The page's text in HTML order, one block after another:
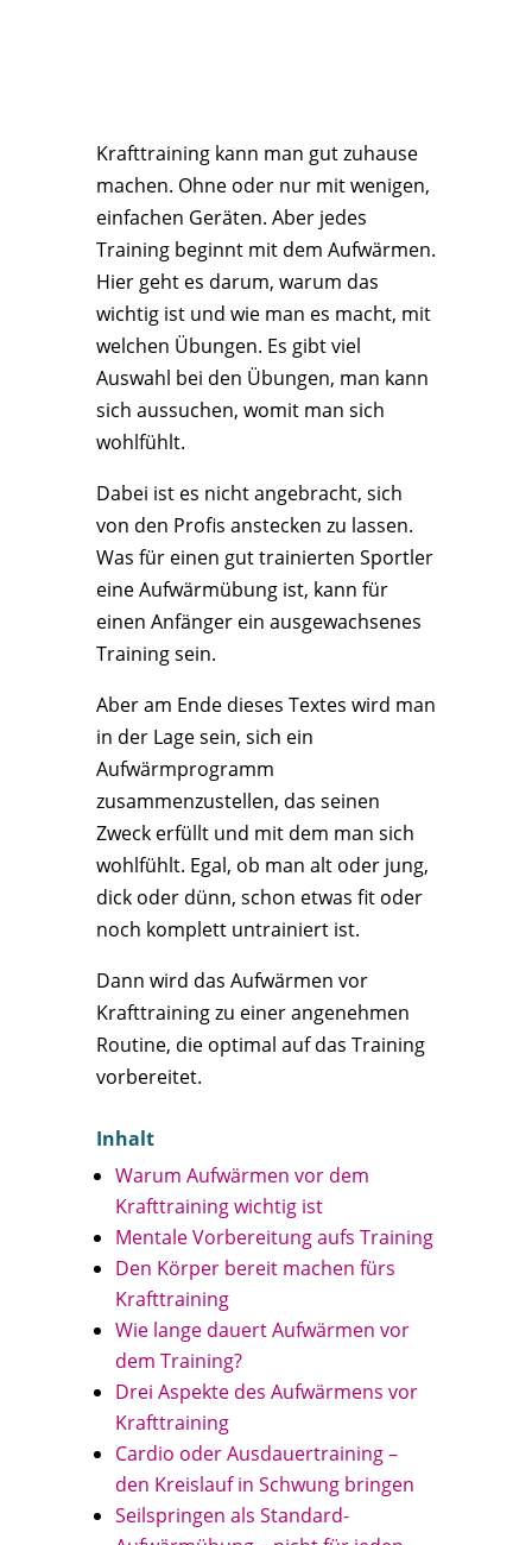
Krafttraining kann man gut zuhause
machen. Ohne oder nur mit wenigen,
einfachen Geräten. Aber jedes
Training beginnt mit dem Aufwärmen.
Hier geht es darum, warum das
wichtig ist und wie man es macht, mit
welchen Übungen. Es gibt viel
Auswahl bei den Übungen, man kann
sich aussuchen, womit man sich
wohlfühlt.
Dabei ist es nicht angebracht, sich
von den Profis anstecken zu lassen.
Was für einen gut trainierten Sportler
eine Aufwärmübung ist, kann für
einen Anfänger ein ausgewachsenes
Training sein.
Aber am Ende dieses Textes wird man
in der Lage sein, sich ein
Aufwärmprogramm
zusammenzustellen, das seinen
Zweck erfüllt und mit dem man sich
wohlfühlt. Egal, ob man alt oder jung,
dick oder dünn, schon etwas fit oder
noch komplett untrainiert ist.
Dann wird das Aufwärmen vor
Krafttraining zu einer angenehmen
Routine, die optimal auf das Training
vorbereitet.
Inhalt
Warum Aufwärmen vor dem
Krafttraining wichtig ist
Mentale Vorbereitung aufs Training
Den Körper bereit machen fürs
Krafttraining
Wie lange dauert Aufwärmen vor
dem Training?
Drei Aspekte des Aufwärmens vor
Krafttraining
Cardio oder Ausdauertraining –
den Kreislauf in Schwung bringen
Seilspringen als Standard-